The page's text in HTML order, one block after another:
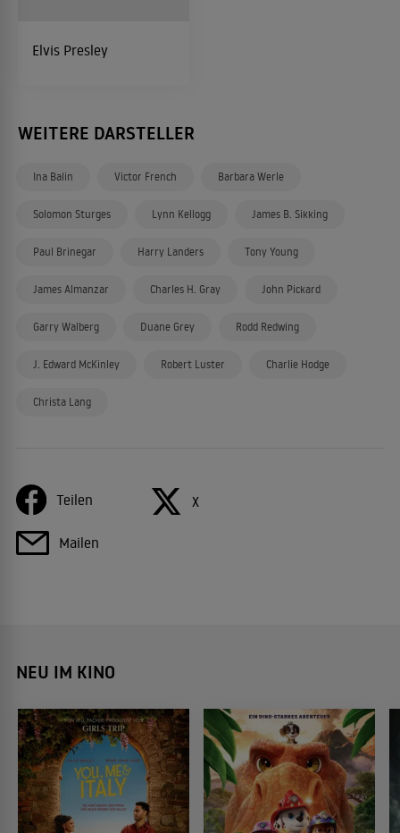
Elvis Presley
WEITERE DARSTELLER
Ina Balin Victor French Barbara Werle
Solomon Sturges Lynn Kellogg James B. Sikking
Paul Brinegar Harry Landers Tony Young
James Almanzar Charles H. Gray John Pickard
Garry Walberg Duane Grey Rodd Redwing
J. Edward McKinley Robert Luster Charlie Hodge
Christa Lang
Teilen X
Mailen
NEU IM KINO